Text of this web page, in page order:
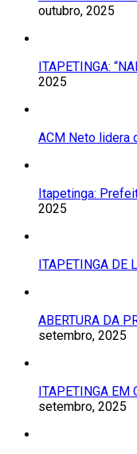
outubro, 2025
ITAPETINGA:
2025
ACM Neto lidera
Itapetinga:
2025
ITAPETINGA DE
ABERTURA DA
setembro, 2025
ITAPETINGA EM
setembro, 2025